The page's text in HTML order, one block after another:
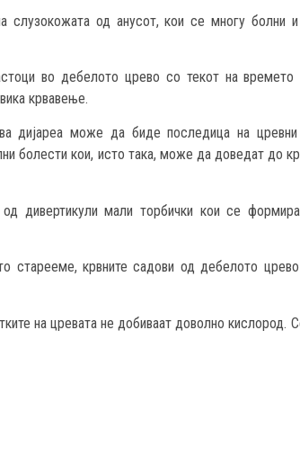
слузокожата од анусот, кои се многу болни
во дебелото црево со текот на времето
крвавење.
дијареа може да биде последица на цревни
болести кои, исто така, може да доведат до
дивертикули мали торбички кои се
старееме, крвните садови од дебелото
на цревата не добиваат доволно кислород.